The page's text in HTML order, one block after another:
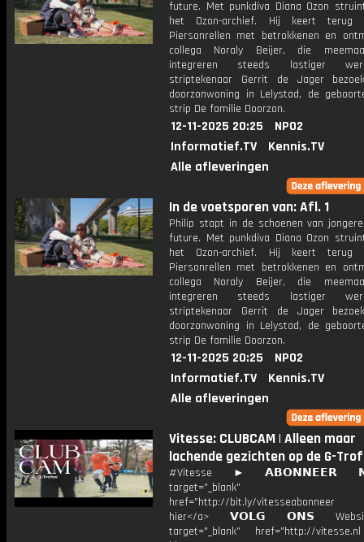
future. Met punkdiva Diana Ozon
het Ozon-archief. Hij keert terug
Piersonrellen met betrokkenen en
collega Noraly Beijer, die
integreren steeds lastiger
striptekenaar Gerrit de Jager
doorzonwoning in Lelystad, de
strip De familie Doorzon.
12-11-2025 20:25
NPO2
Informatief.TV
Kennis.TV
Alle afleveringen
In de voetsporen van: Afl. 1
Philip stapt in de schoenen van
future. Met punkdiva Diana Ozon
het Ozon-archief. Hij keert terug
Piersonrellen met betrokkenen en
collega Noraly Beijer, die
integreren steeds lastiger
striptekenaar Gerrit de Jager
doorzonwoning in Lelystad, de
strip De familie Doorzon.
12-11-2025 20:25
NPO2
Informatief.TV
Kennis.TV
Alle afleveringen
Vitesse: CLUBCAM | Alleen maar
lachende gezichten op de G-
#Vitesse ► 𝗔𝗕𝗢𝗡𝗡𝗘𝗘𝗥
target="_blank"
href="http://bit.ly/
hier</a> 𝗩𝗢𝗟𝗚 𝗢𝗡𝗦
target="_blank" href="http://